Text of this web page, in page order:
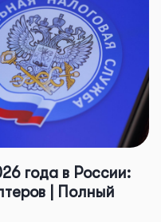
года в России:
| Полный